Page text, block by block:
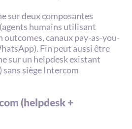
sur deux composantes
(agents humains utilisant
outcomes, canaux pay-as-you-
Fin peut aussi être
sur un helpdesk existant
sans siège Intercom
(helpdesk +